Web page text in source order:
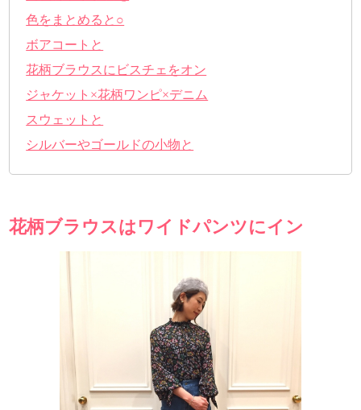
色をまとめると○
ボアコートと
花柄ブラウスにビスチェをオン
ジャケット×花柄ワンピ×デニム
スウェットと
シルバーやゴールドの小物と
花柄ブラウスはワイドパンツにイン